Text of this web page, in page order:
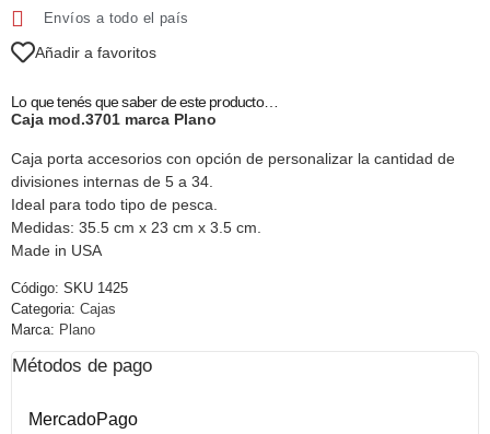
Envíos a todo el país
Añadir a favoritos
Lo que tenés que saber de este producto…
Caja mod.3701 marca Plano
Caja porta accesorios con opción de personalizar la cantidad de
divisiones internas de 5 a 34.
Ideal para todo tipo de pesca.
Medidas: 35.5 cm x 23 cm x 3.5 cm.
Made in USA
Código: SKU 1425
Categoria: Cajas
Marca: Plano
Métodos de pago
MercadoPago